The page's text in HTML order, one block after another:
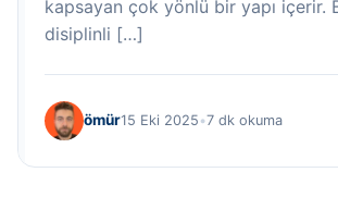
kapsayan çok yönlü bir yapı içerir.
disiplinli […]
ömür15 Eki 2025 •7 dk okuma